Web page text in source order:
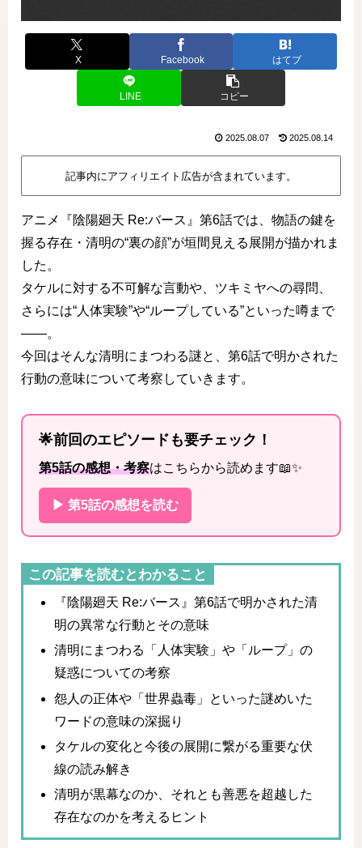
X Facebook はてブ
LINE コピー
2025.08.07 2025.08.14
記事内にアフィリエイト広告が含まれています。
アニメ『陰陽廻天 Re:バース』第6話では、物語の鍵を
握る存在・清明の“裏の顔”が垣間見える展開が描かれま
した。
タケルに対する不可解な言動や、ツキミヤへの尋問、
さらには“人体実験”や“ループしている”といった噂まで
——。
今回はそんな清明にまつわる謎と、第6話で明かされた
行動の意味について考察していきます。
🌟前回のエピソードも要チェック！
第5話の感想・考察はこちらから読めます📖✨
▶ 第5話の感想を読む
この記事を読むとわかること
『陰陽廻天 Re:バース』第6話で明かされた清
明の異常な行動とその意味
清明にまつわる「人体実験」や「ループ」の
疑惑についての考察
怨人の正体や「世界蟲毒」といった謎めいた
ワードの意味の深掘り
タケルの変化と今後の展開に繋がる重要な伏
線の読み解き
清明が黒幕なのか、それとも善悪を超越した
存在なのかを考えるヒント